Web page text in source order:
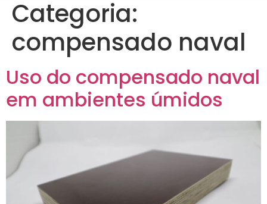
Categoria:
compensado naval
Uso do compensado naval
em ambientes úmidos